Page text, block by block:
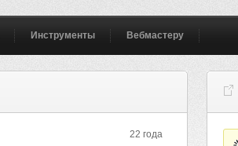
Инструменты Вебмастеру
22 года